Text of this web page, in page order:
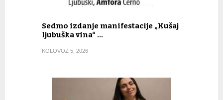
Sedmo izdanje manifestacije „Kušaj
ljubuška vina“ …
KOLOVOZ 5, 2026